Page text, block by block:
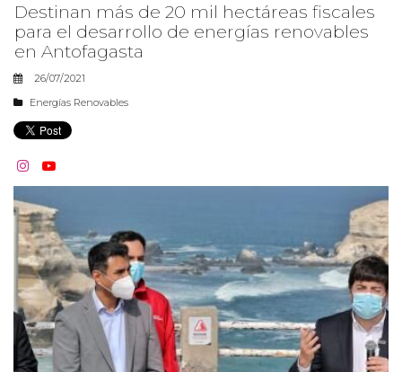
Destinan más de 20 mil hectáreas fiscales
para el desarrollo de energías renovables
en Antofagasta
26/07/2021
Energías Renovables
 